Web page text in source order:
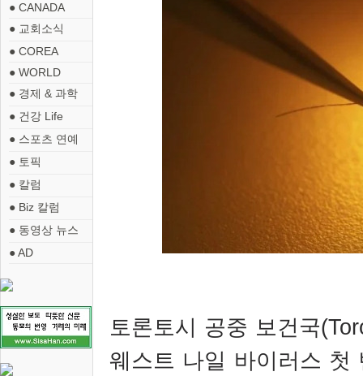
● CANADA
● 교회소식
● COREA
● WORLD
● 경제 & 과학
● 건강 Life
● 스포츠 연예
● 토픽
● 칼럼
● Biz 칼럼
● 동영상 뉴스
● AD
토론토시 공중 보건국
웨스트 나일 바이러스 첫